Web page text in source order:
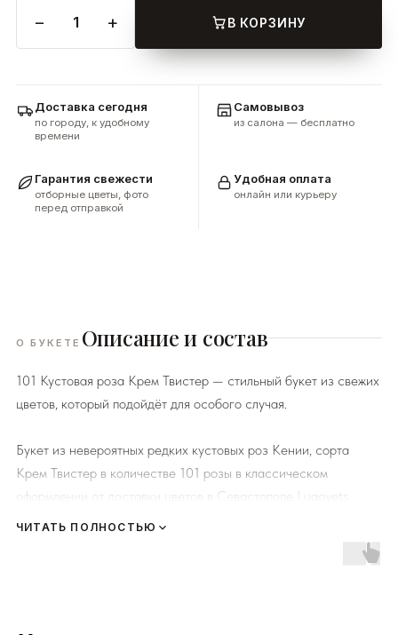
− 1 + В КОРЗИНУ
Доставка сегодня
по городу, к удобному
времени
Самовывоз
из салона — бесплатно
Гарантия свежести
отборные цветы, фото
перед отправкой
Удобная оплата
онлайн или курьеру
О БУКЕТЕ Описание и состав
101 Кустовая роза Крем Твистер — стильный букет из свежих
цветов, который подойдёт для особого случая.
Букет из невероятных редких кустовых роз Кении, сорта
Крем Твистер в количестве 101 розы в классическом
оформлении от доставки цветов в Севастополе Lugovets
Flowers. Любители кустовых роз и не только будут в восторге.
ЧИТАТЬ ПОЛНОСТЬЮ